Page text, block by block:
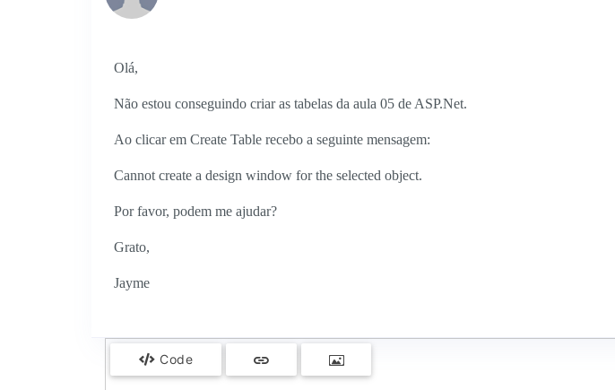
Olá,
Não estou conseguindo criar as tabelas da aula 05 de ASP.Net.
Ao clicar em Create Table recebo a seguinte mensagem:
Cannot create a design window for the selected object.
Por favor, podem me ajudar?
Grato,
Jayme
Code